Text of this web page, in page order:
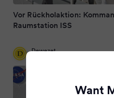
Vor Rückholaktion:
Raumstation ISS
Dewezet
Want